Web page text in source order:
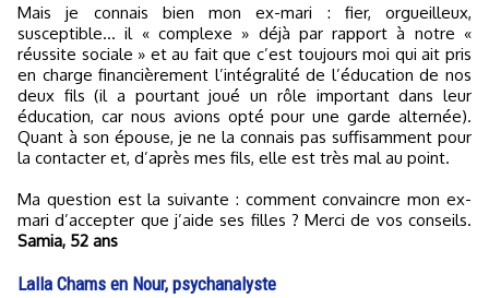
Mais je connais bien mon ex-mari : fier, orgueilleux,
susceptible... il « complexe » déjà par rapport à notre «
réussite sociale » et au fait que c’est toujours moi qui ait pris
en charge financièrement l’intégralité de l’éducation de nos
deux fils (il a pourtant joué un rôle important dans leur
éducation, car nous avions opté pour une garde alternée).
Quant à son épouse, je ne la connais pas suffisamment pour
la contacter et, d’après mes fils, elle est très mal au point.
Ma question est la suivante : comment convaincre mon ex-
mari d’accepter que j’aide ses filles ? Merci de vos conseils.
Samia, 52 ans
Lalla Chams en Nour, psychanalyste